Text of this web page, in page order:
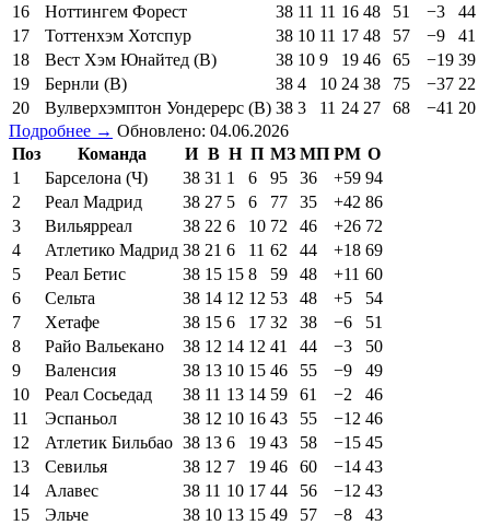
16
Ноттингем Форест 38 11 11 16 48 51 −3
44
17
Тоттенхэм Хотспур 38 10 11 17 48 57 −9
41
18
Вест Хэм Юнайтед (В) 38 10 9 19 46 65 −19 39
19
Бернли (В) 38 4 10 24 38 75 −37 22
20
Вулверхэмптон Уондерерс (В) 38 3 11 24 27 68 −41 20
Подробнее → Обновлено: 04.06.2026
Поз
Команда И В Н П МЗ МП РМ О
1
Барселона (Ч) 38 31 1 6 95 36 +59 94
2
Реал Мадрид 38 27 5 6 77 35 +42 86
3
Вильярреал 38 22 6 10 72 46 +26 72
4
Атлетико Мадрид 38 21 6 11 62 44 +18 69
5
Реал Бетис 38 15 15 8 59 48 +11 60
6
Сельта 38 14 12 12 53 48 +5
54
7
Хетафе 38 15 6 17 32 38 −6
51
8
Райо Вальекано 38 12 14 12 41 44 −3
50
9
Валенсия 38 13 10 15 46 55 −9
49
10
Реал Сосьедад 38 11 13 14 59 61 −2
46
11
Эспаньол 38 12 10 16 43 55 −12 46
12
Атлетик Бильбао 38 13 6 19 43 58 −15 45
13
Севилья 38 12 7 19 46 60 −14 43
14
Алавес 38 11 10 17 44 56 −12 43
15
Эльче 38 10 13 15 49 57 −8
43